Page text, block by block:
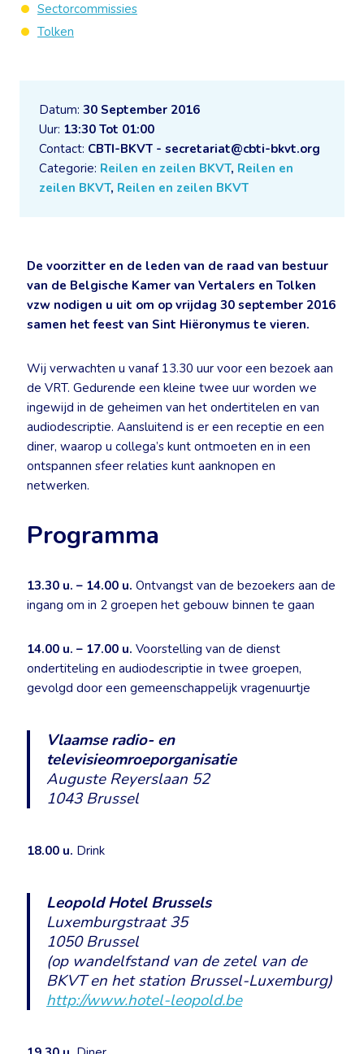
Datum: 30 September 2016
Uur: 13:30 Tot 01:00
Contact: CBTI-BKVT - secretariat@cbti-bkvt.org
Categorie: Reilen en zeilen BKVT, Reilen en
zeilen BKVT, Reilen en zeilen BKVT
De voorzitter en de leden van de raad van bestuur
van de Belgische Kamer van Vertalers en Tolken
vzw nodigen u uit om op vrijdag 30 september 2016
samen het feest van Sint Hiëronymus te vieren.
Wij verwachten u vanaf 13.30 uur voor een bezoek aan
de VRT. Gedurende een kleine twee uur worden we
ingewijd in de geheimen van het ondertitelen en van
audiodescriptie. Aansluitend is er een receptie en een
diner, waarop u collega’s kunt ontmoeten en in een
ontspannen sfeer relaties kunt aanknopen en
netwerken.
Programma
13.30 u. – 14.00 u. Ontvangst van de bezoekers aan de
ingang om in 2 groepen het gebouw binnen te gaan
14.00 u. – 17.00 u. Voorstelling van de dienst
ondertiteling en audiodescriptie in twee groepen,
gevolgd door een gemeenschappelijk vragenuurtje
Vlaamse radio- en
televisieomroeporganisatie
Auguste Reyerslaan 52
1043 Brussel
18.00 u. Drink
Leopold Hotel Brussels
Luxemburgstraat 35
1050 Brussel
(op wandelfstand van de zetel van de
BKVT en het station Brussel-Luxemburg)
http://www.hotel-leopold.be
Sectorcommissies
Tolken